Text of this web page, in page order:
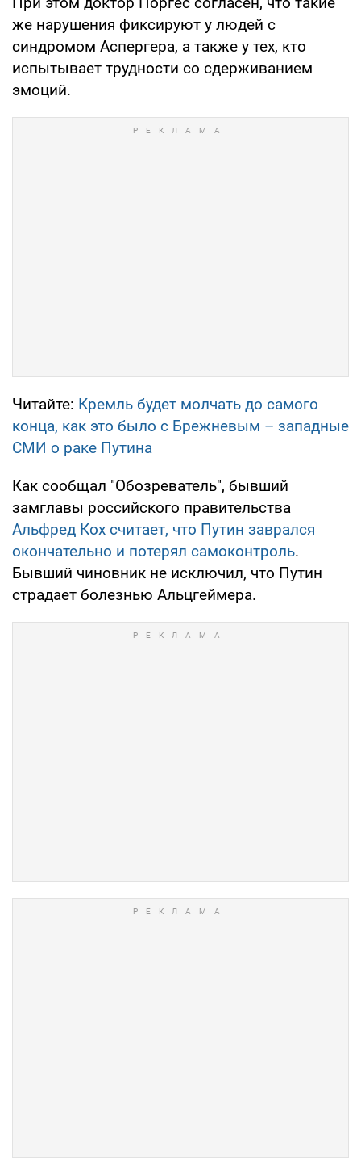
же нарушения фиксируют у людей с
синдромом Аспергера, а также у тех, кто
испытывает трудности со сдерживанием
эмоций.
Читайте: Кремль будет молчать до самого
конца, как это было с Брежневым – западные
СМИ о раке Путина
Как сообщал "Обозреватель", бывший
замглавы российского правительства
Альфред Кох считает, что Путин заврался
окончательно и потерял самоконтроль.
Бывший чиновник не исключил, что Путин
страдает болезнью Альцгеймера.